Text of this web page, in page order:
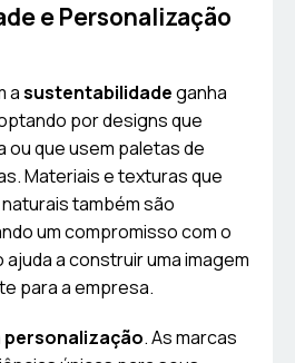
e Personalização
asustentabilidadeganha
por designs que
ou que usem paletas de
Materiais e texturas que
também são
um compromisso com o
a construir uma imagem
para a empresa.
personalização. As marcas